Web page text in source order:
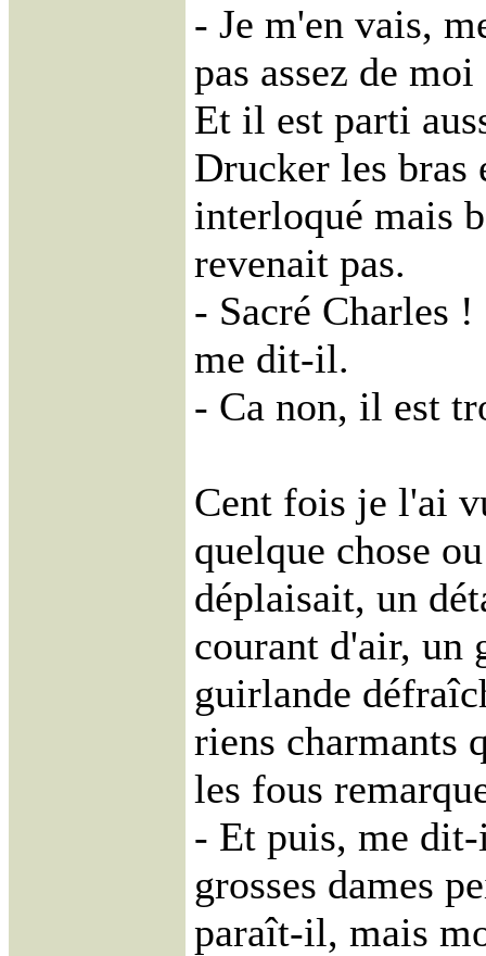
- Je m'en vais,
pas assez de
Et il est parti
Drucker les
interloqué mais
revenait pas.
- Sacré Charles
me dit-il.
- Ca non, il est
Cent fois je l'ai
quelque chose
déplaisait, un
courant d'air, un
guirlande
riens charmants
les fous
- Et puis, me
grosses dames
paraît-il, mais